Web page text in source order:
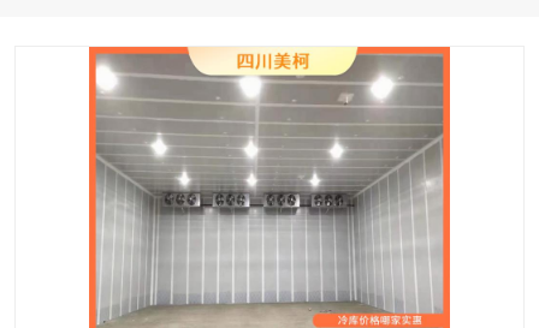
成都冻库，成都冻库价格 绵阳冻库,绵阳保鲜冷库
德阳冻库安装，德阳冷库 广元冻库安装,广元冻库造
价
南充冻库设计,南充冻库安 遂宁冻库
资阳冻库，资阳冻库安装 泸州冻库，泸州冷库
乐山冻库,乐山保鲜冷库 自贡冻库组装